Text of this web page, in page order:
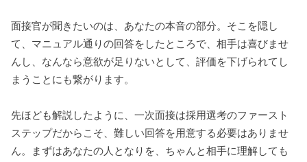
面接官が聞きたいのは、あなたの本音の部分。そこを隠し
て、マニュアル通りの回答をしたところで、相手は喜びませ
んし、なんなら意欲が足りないとして、評価を下げられてし
まうことにも繋がります。
先ほども解説したように、一次面接は採用選考のファースト
ステップだからこそ、難しい回答を用意する必要はありませ
ん。まずはあなたの人となりを、ちゃんと相手に理解しても